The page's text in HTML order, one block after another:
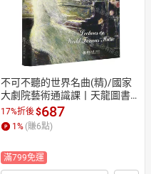
不可不聽的世界名曲(精)/國家
大劇院藝術通識課丨天龍圖書
簡體字專賣店丨978730135543
5 (tl2607)
17%折後$687
1 % (賺6點)
滿799免運